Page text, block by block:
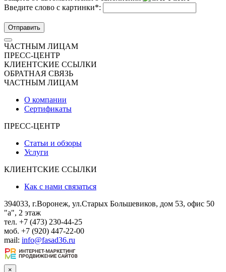
Введите слово с картинки*:
Отправить
ЧАСТНЫМ ЛИЦАМ
ПРЕСС-ЦЕНТР
КЛИЕНТСКИЕ ССЫЛКИ
ОБРАТНАЯ СВЯЗЬ
ЧАСТНЫМ ЛИЦАМ
О компании
Сертификаты
ПРЕСС-ЦЕНТР
Статьи и обзоры
Услуги
КЛИЕНТСКИЕ ССЫЛКИ
Как с нами связаться
394033, г.Воронеж, ул.Старых Большевиков, дом 53, офис 50
"а", 2 этаж
тел. +7 (473) 230-44-25
моб. +7 (920) 447-22-00
mail: info@fasad36.ru
×